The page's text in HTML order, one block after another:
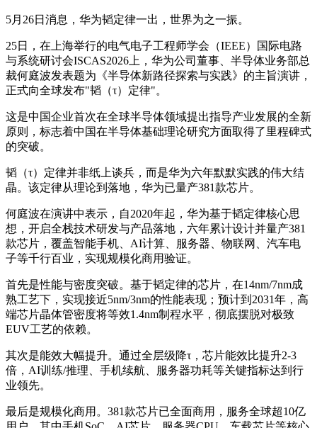
5月26日消息，华为韬定律一出，世界为之一振。
25日，在上海举行的电气电子工程师学会（IEEE）国际电路
与系统研讨会ISCAS2026上，华为公司董事、半导体业务部总
裁何庭波发表题为《半导体新路径探索与实践》的主旨演讲，
正式向全球发布"韬（τ）定律"。
这是中国企业首次在全球半导体领域提出指导产业发展的全新
原则，标志着中国在半导体基础理论研究方面取得了里程碑式
的突破。
韬（τ）定律并非纸上谈兵，而是华为六年默默实践的伟大结
晶。该定律从理论到落地，华为已量产381款芯片。
何庭波在演讲中表示，自2020年起，华为基于韬定律核心思
想，开启全栈技术研发与产品落地，六年累计设计并量产381
款芯片，覆盖智能手机、AI计算、服务器、物联网、汽车电
子等千行百业，实现规模化商用验证。
首先是性能与密度突破。基于韬定律的芯片，在14nm/7nm成
熟工艺下，实现接近5nm/3nm的性能表现；预计到2031年，高
端芯片晶体管密度将等效1.4nm制程水平，彻底摆脱对极致
EUV工艺的依赖。
其次是能效大幅提升。通过全层级降τ，芯片能效比提升2-3
倍，AI训练/推理、手机续航、服务器功耗等关键指标达到行
业领先。
最后是规模化商用。381款芯片已全面商用，服务全球超10亿